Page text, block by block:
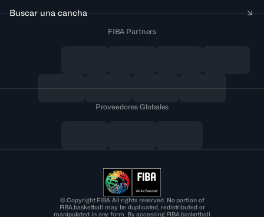
Buscar una cancha
FIBA Partners
Proveedores Globales
© Copyright FIBA All rights reserved. No portion of
FIBA.basketball may be duplicated, redistributed or
manipulated in any form. By accessing FIBA.basketball